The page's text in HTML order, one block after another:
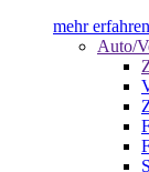
mehr erfahren
Auto/